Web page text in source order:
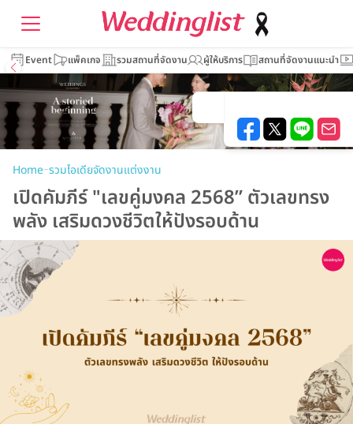
Event แพ็คเกจ รวมสถานที่จัดงาน ผู้ให้บริการ สถานที่จัดงานแนะนำ
Home–รวมไอเดียจัดงานแต่งงาน
เปิดคัมภีร์ "เลขคู่มงคล 2568” ตัวเลขทรง
พลัง เสริมดวงชีวิตให้ปังรอบด้าน